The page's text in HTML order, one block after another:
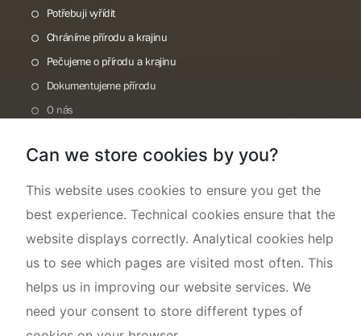
Potřebuji vyřídit
Chráníme přírodu a krajinu
Pečujeme o přírodu a krajinu
Dokumentujeme přírodu
O nás
Can we store cookies by you?
This website uses cookies to ensure you get the
best experience. Technical cookies ensure that the
website displays correctly. Analytical cookies help
us to see which pages are visited most often. This
helps us in improving our website services. We
need your consent to store different types of